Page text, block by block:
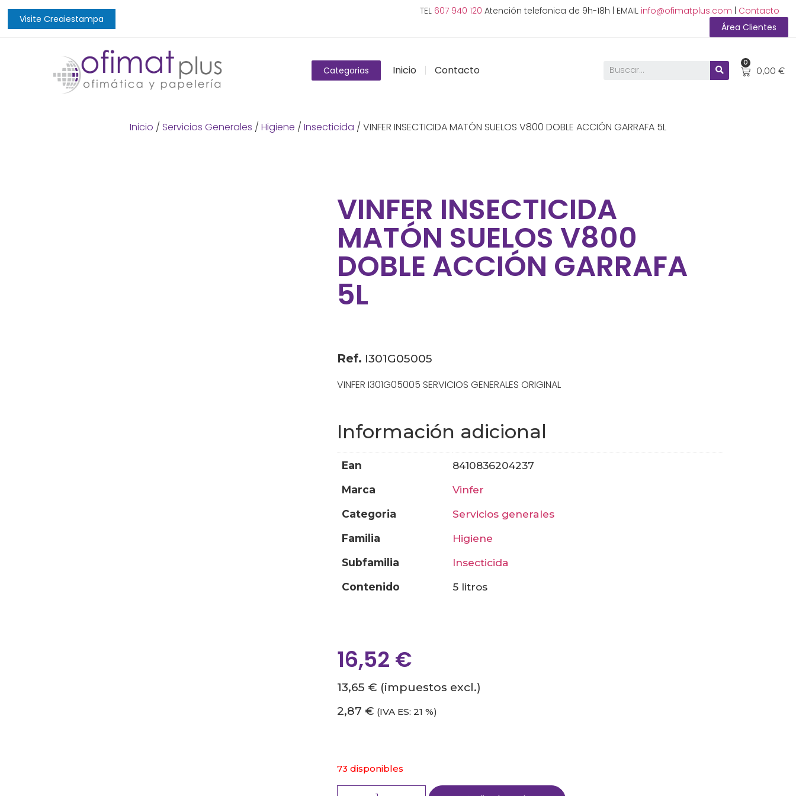
Visite Creaiestampa
TEL 607 940 120 Atención telefonica de 9h-18h | EMAIL info@ofimatplus.com
Contacto
Área Clientes
Categorias Inicio Contacto 0,00 €
0
Inicio / Servicios Generales / Higiene / Insecticida / VINFER INSECTICIDA MATÓN SUELOS V800 DOBLE ACCIÓN GARRAFA 5L
VINFER INSECTICIDA
MATÓN SUELOS V800
DOBLE ACCIÓN GARRAFA
5L
Ref. I301G05005
VINFER I301G05005 SERVICIOS GENERALES ORIGINAL
Información adicional
ean
8410836204237
marca
vinfer
categoria
servicios generales
familia
higiene
subfamilia
insecticida
contenido
5 litros
16,52 €
13,65 € (impuestos excl.)
2,87 € (IVA ES: 21 %)
73 disponibles